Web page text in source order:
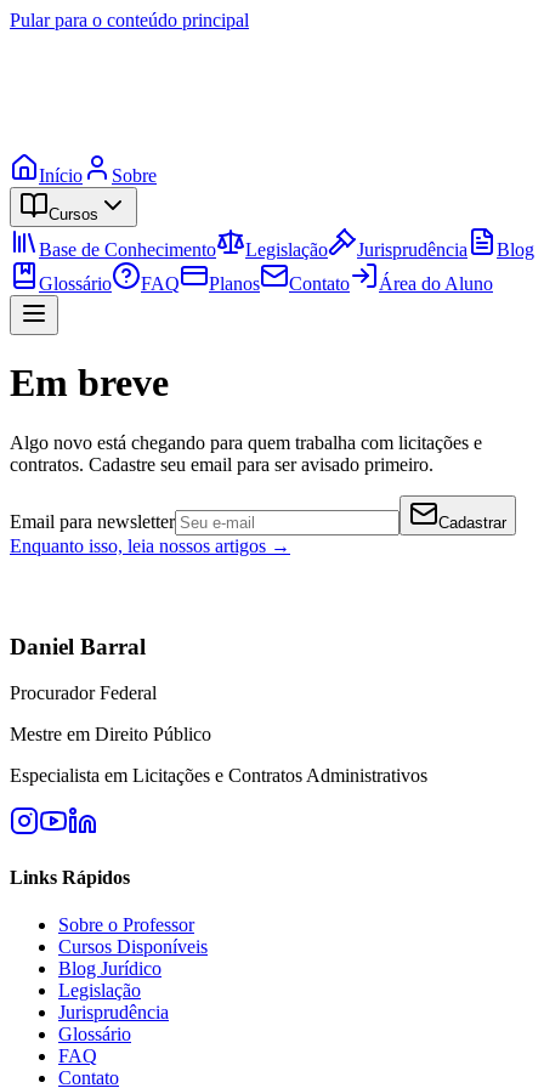
Pular para o conteúdo principal
Início Sobre
Cursos
Base de Conhecimento Legislação Jurisprudência
Blog
Glossário
FAQ Planos Contato Área do Aluno
Em breve
Algo novo está chegando para quem trabalha com licitações e
contratos. Cadastre seu email para ser avisado primeiro.
Email para newsletter Cadastrar
Enquanto isso, leia nossos artigos →
Daniel Barral
Procurador Federal
Mestre em Direito Público
Especialista em Licitações e Contratos Administrativos
Links Rápidos
Sobre o Professor
Cursos Disponíveis
Blog Jurídico
Legislação
Jurisprudência
Glossário
FAQ
Contato